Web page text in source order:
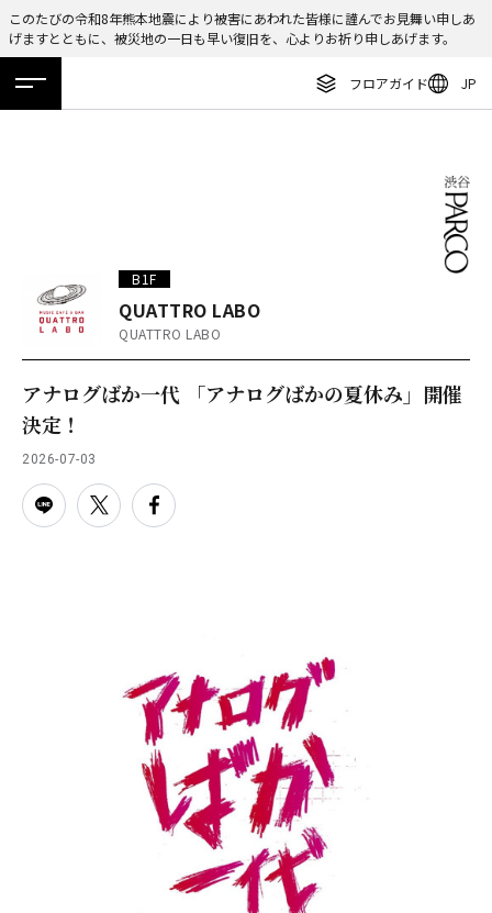
このたびの令和8年熊本地震により被害にあわれた皆様に謹んでお見舞い申しあ
げますとともに、被災地の一日も早い復旧を、心よりお祈り申しあげます。
フロアガイド JP
ホーム 特集 ニュース イベント アクセス
ニュース
TAX FREE
DELIVERY SERVICES
PARCOメンバーズ
オンラインストア
ENGLISH
繁体字
日本語
B1F
QUATTRO LABO
QUATTRO LABO
アナログばか一代 「アナログばかの夏休み」開催
決定！
2026-07-03